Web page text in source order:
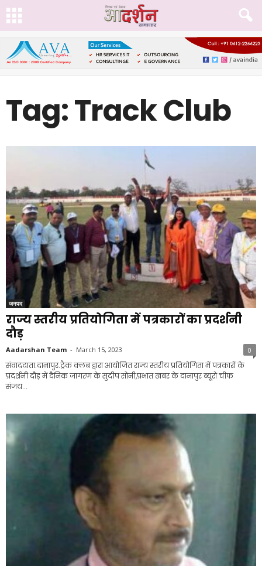
Tag: Track Club
जनपद
राज्य स्तरीय प्रतियोगिता में पत्रकारों का प्रदर्शनी
दौड़
Aadarshan Team - March 15, 2023 0
संवाददाता.दानापुर.ट्रैक क्लब द्वारा आयोजित राज्य स्तरीय प्रतियोगिता में पत्रकारों के
प्रदर्शनी दौड़ में दैनिक जागरण के सुदीप सोनी,प्रभात खबर के दानापुर ब्यूरो चीफ
संजय...